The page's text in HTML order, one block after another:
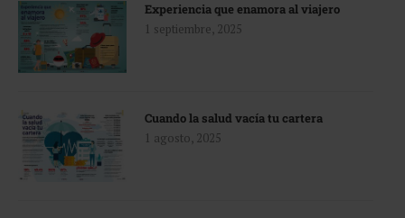
Experiencia que enamora al viajero
1 septiembre, 2025
Cuando la salud vacía tu cartera
1 agosto, 2025